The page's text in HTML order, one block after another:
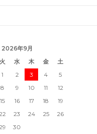
2026年9月
火
水 木 金
土
1
2 3 4
5
8
9 10 11
12
15
16 17 18
19
23 24 25
26
30